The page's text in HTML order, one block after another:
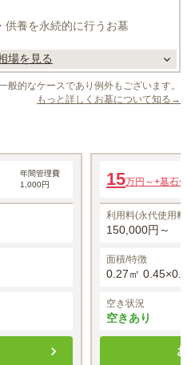
供養を永続的に行うお墓
場を見る
般的なケースであり例外もございます。
もっと詳しくお墓について知る→
年間管理費
1,000円
15万円～+墓石
利用料(永代使用
150,000円～
面積/特徴
0.27㎡
空き状況
空きあり